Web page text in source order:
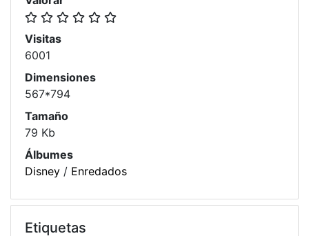
Visitas
6001
Dimensiones
567*794
Tamaño
79 Kb
Álbumes
Disney / Enredados
Etiquetas